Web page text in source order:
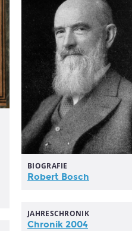
BIOGRAFIE
Robert Bosch
JAHRESCHRONIK
Chronik 2004